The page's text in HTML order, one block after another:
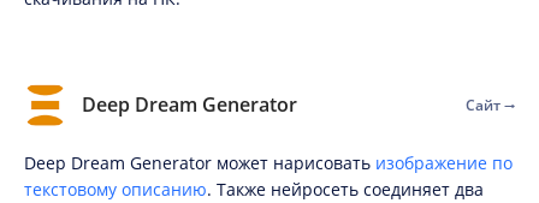
Deep Dream Generator Сайт
Deep Dream Generator может нарисовать изображение по
текстовому описанию. Также нейросеть соединяет два